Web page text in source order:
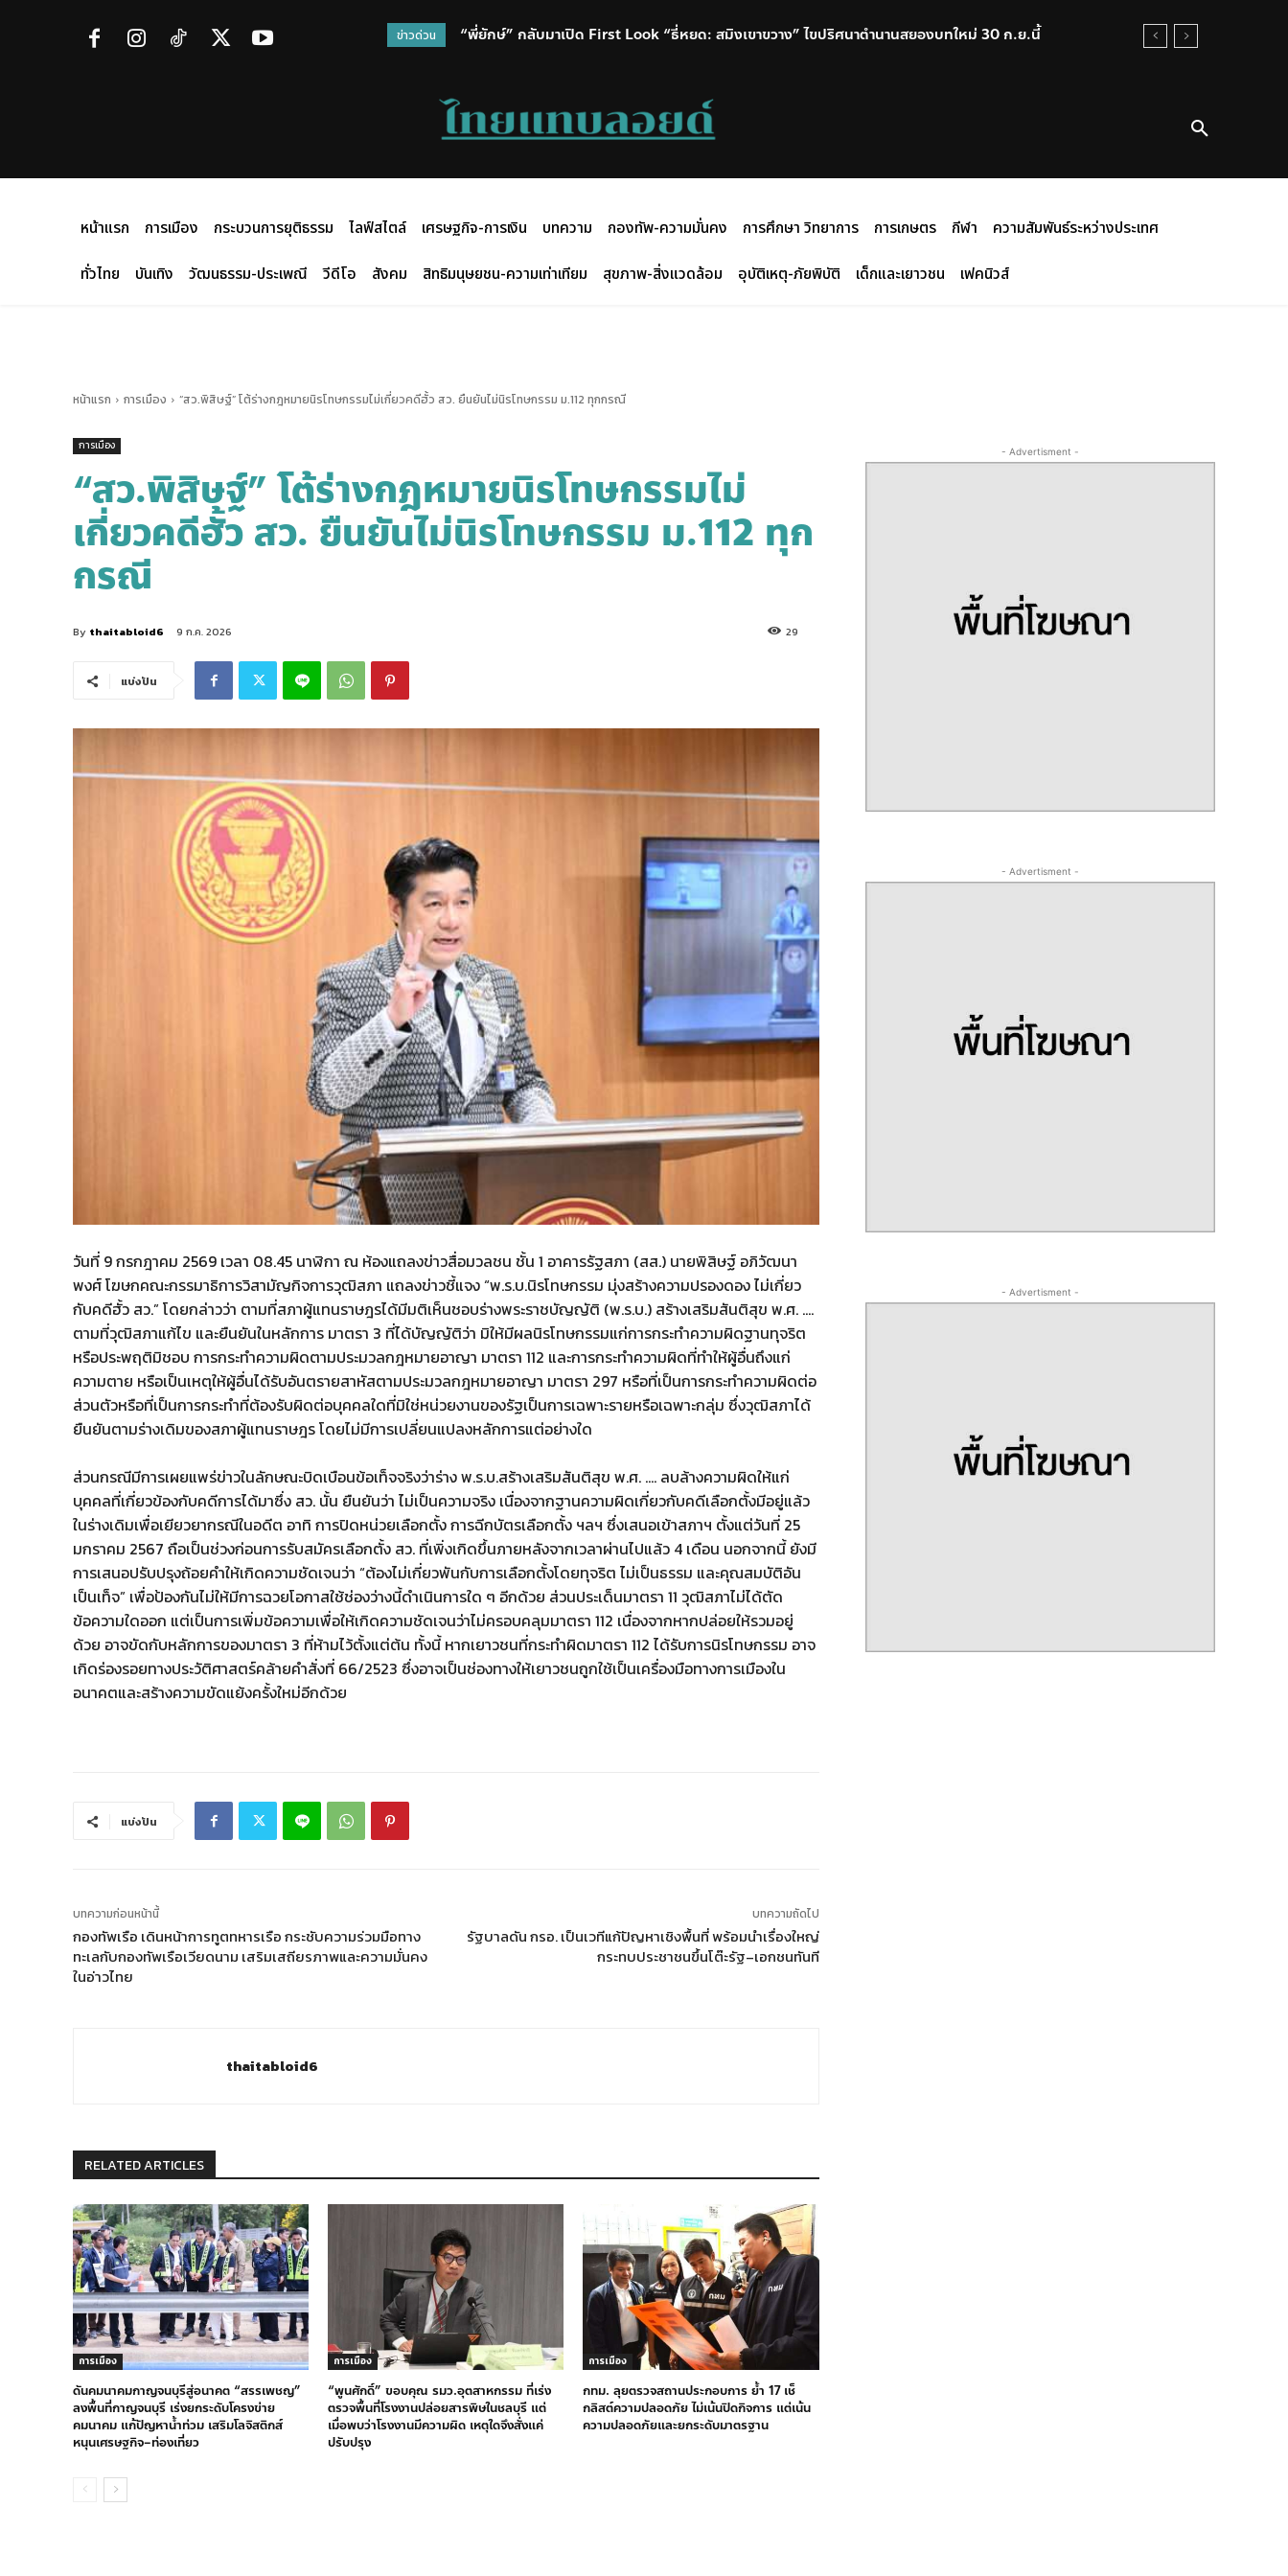
ข่าวด่วน “พี่ยักษ์” กลับมาเปิด First Look “ธี่หยด: สมิงเขาขวาง” ไขปริศนาตำนานสยองบทใหม่ 30 ก.ย.นี้
หน้าแรก การเมือง กระบวนการยุติธรรม ไลฟ์สไตล์ เศรษฐกิจ-การเงิน บทความ กองทัพ-ความมั่นคง การศึกษา วิทยาการ การเกษตร กีฬา
ความสัมพันธ์ระหว่างประเทศ
ทั่วไทย
บันเทิง วัฒนธรรม-ประเพณี วีดีโอ สังคม สิทธิมนุษยชน-ความเท่าเทียม สุขภาพ-สิ่งแวดล้อม อุบัติเหตุ-ภัยพิบัติ เด็กและเยาวชน เฟคนิวส์
หน้าแรก การเมือง “สว.พิสิษฐ์” โต้ร่างกฎหมายนิรโทษกรรมไม่เกี่ยวคดีฮั้ว สว. ยืนยันไม่นิรโทษกรรม ม.112 ทุกกรณี
การเมือง
“สว.พิสิษฐ์” โต้ร่างกฎหมายนิรโทษกรรมไม่
เกี่ยวคดีฮั้ว สว. ยืนยันไม่นิรโทษกรรม ม.112 ทุก
กรณี
By thaitabloid6 9 ก.ค. 2026 29
แบ่งปัน
วันที่ 9 กรกฎาคม 2569 เวลา 08.45 นาฬิกา ณ ห้องแถลงข่าวสื่อมวลชน ชั้น 1 อาคารรัฐสภา (สส.) นายพิสิษฐ์ อภิวัฒนา
พงศ์ โฆษกคณะกรรมาธิการวิสามัญกิจการวุฒิสภา แถลงข่าวชี้แจง “พ.ร.บ.นิรโทษกรรม มุ่งสร้างความปรองดอง ไม่เกี่ยว
กับคดีฮั้ว สว.” โดยกล่าวว่า ตามที่สภาผู้แทนราษฎรได้มีมติเห็นชอบร่างพระราชบัญญัติ (พ.ร.บ.) สร้างเสริมสันติสุข พ.ศ. ….
ตามที่วุฒิสภาแก้ไข และยืนยันในหลักการ มาตรา 3 ที่ได้บัญญัติว่า มิให้มีผลนิรโทษกรรมแก่การกระทำความผิดฐานทุจริต
หรือประพฤติมิชอบ การกระทำความผิดตามประมวลกฎหมายอาญา มาตรา 112 และการกระทำความผิดที่ทำให้ผู้อื่นถึงแก่
ความตาย หรือเป็นเหตุให้ผู้อื่นได้รับอันตรายสาหัสตามประมวลกฎหมายอาญา มาตรา 297 หรือที่เป็นการกระทำความผิดต่อ
ส่วนตัวหรือที่เป็นการกระทำที่ต้องรับผิดต่อบุคคลใดที่มิใช่หน่วยงานของรัฐเป็นการเฉพาะรายหรือเฉพาะกลุ่ม ซึ่งวุฒิสภาได้
ยืนยันตามร่างเดิมของสภาผู้แทนราษฎร โดยไม่มีการเปลี่ยนแปลงหลักการแต่อย่างใด
ส่วนกรณีมีการเผยแพร่ข่าวในลักษณะบิดเบือนข้อเท็จจริงว่าร่าง พ.ร.บ.สร้างเสริมสันติสุข พ.ศ. …. ลบล้างความผิดให้แก่
บุคคลที่เกี่ยวข้องกับคดีการได้มาซึ่ง สว. นั้น ยืนยันว่า ไม่เป็นความจริง เนื่องจากฐานความผิดเกี่ยวกับคดีเลือกตั้งมีอยู่แล้ว
ในร่างเดิมเพื่อเยียวยากรณีในอดีต อาทิ การปิดหน่วยเลือกตั้ง การฉีกบัตรเลือกตั้ง ฯลฯ ซึ่งเสนอเข้าสภาฯ ตั้งแต่วันที่ 25
มกราคม 2567 ถือเป็นช่วงก่อนการรับสมัครเลือกตั้ง สว. ที่เพิ่งเกิดขึ้นภายหลังจากเวลาผ่านไปแล้ว 4 เดือน นอกจากนี้ ยังมี
การเสนอปรับปรุงถ้อยคำให้เกิดความชัดเจนว่า “ต้องไม่เกี่ยวพันกับการเลือกตั้งโดยทุจริต ไม่เป็นธรรม และคุณสมบัติอัน
เป็นเท็จ” เพื่อป้องกันไม่ให้มีการฉวยโอกาสใช้ช่องว่างนี้ดำเนินการใด ๆ อีกด้วย ส่วนประเด็นมาตรา 11 วุฒิสภาไม่ได้ตัด
ข้อความใดออก แต่เป็นการเพิ่มข้อความเพื่อให้เกิดความชัดเจนว่าไม่ครอบคลุมมาตรา 112 เนื่องจากหากปล่อยให้รวมอยู่
ด้วย อาจขัดกับหลักการของมาตรา 3 ที่ห้ามไว้ตั้งแต่ต้น ทั้งนี้ หากเยาวชนที่กระทำผิดมาตรา 112 ได้รับการนิรโทษกรรม อาจ
เกิดร่องรอยทางประวัติศาสตร์คล้ายคำสั่งที่ 66/2523 ซึ่งอาจเป็นช่องทางให้เยาวชนถูกใช้เป็นเครื่องมือทางการเมืองใน
อนาคตและสร้างความขัดแย้งครั้งใหม่อีกด้วย
แบ่งปัน
บทความก่อนหน้านี้
กองทัพเรือ เดินหน้าการทูตทหารเรือ กระชับความร่วมมือทาง
ทะเลกับกองทัพเรือเวียดนาม เสริมเสถียรภาพและความมั่นคง
ในอ่าวไทย
บทความถัดไป
รัฐบาลดัน กรอ. เป็นเวทีแก้ปัญหาเชิงพื้นที่ พร้อมนำเรื่องใหญ่
กระทบประชาชนขึ้นโต๊ะรัฐ–เอกชนทันที
thaitabloid6
RELATED ARTICLES
การเมือง
ดันคมนาคมกาญจนบุรีสู่อนาคต “สรรเพชญ”
ลงพื้นที่กาญจนบุรี เร่งยกระดับโครงข่าย
คมนาคม แก้ปัญหาน้ำท่วม เสริมโลจิสติกส์
หนุนเศรษฐกิจ–ท่องเที่ยว
การเมือง
“พูนศักดิ์” ขอบคุณ รมว.อุตสาหกรรม ที่เร่ง
ตรวจพื้นที่โรงงานปล่อยสารพิษในชลบุรี แต่
เมื่อพบว่าโรงงานมีความผิด เหตุใดจึงสั่งแค่
ปรับปรุง
การเมือง
กทม. ลุยตรวจสถานประกอบการ ย้ำ 17 เช็
กลิสต์ความปลอดภัย ไม่เน้นปิดกิจการ แต่เน้น
ความปลอดภัยและยกระดับมาตรฐาน
- Advertisment -
- Advertisment -
- Advertisment -